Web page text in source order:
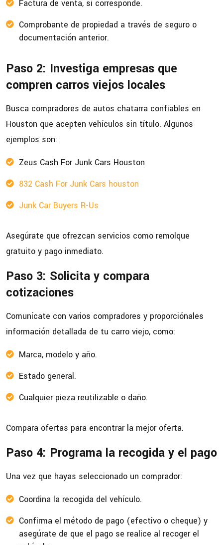
Factura de venta, si corresponde.
Comprobante de propiedad a través de seguro o
documentación anterior.
Paso 2: Investiga empresas que
compren carros viejos locales
Busca compradores de autos chatarra confiables en
Houston que acepten vehículos sin título. Algunos
ejemplos son:
Zeus Cash For Junk Cars Houston
832 Cash For Junk Cars houston
Junk Car Buyers R-Us
Asegúrate que ofrezcan servicios como remolque
gratuito y pago inmediato.
Paso 3: Solicita y compara
cotizaciones
Comunícate con varios compradores y proporciónales
información detallada de tu carro viejo, como:
Marca, modelo y año.
Estado general.
Cualquier pieza reutilizable o daño.
Compara ofertas para encontrar la mejor oferta.
Paso 4: Programa la recogida y el pago
Una vez que hayas seleccionado un comprador:
Coordina la recogida del vehículo.
Confirma el método de pago (efectivo o cheque) y
asegúrate de que el pago se realice al recoger el